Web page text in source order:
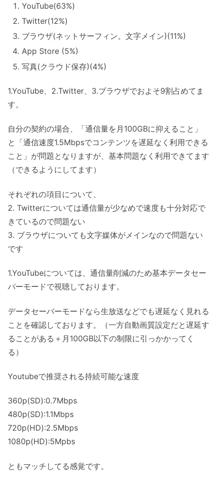
YouTube(63%)
Twitter(12%)
ブラウザ(ネットサーフィン。文字メイン)(11%)
App Store (5%)
写真(クラウド保存)(4%)
1.YouTube、2.Twitter、3.ブラウザでおよそ9割占めてま
す。
自分の契約の場合、「通信量を月100GBに抑えること」
と「通信速度1.5Mbpsでコンテンツを遅延なく利用できる
こと」が問題となりますが、基本問題なく利用できてます
（できるようにしてます）
それぞれの項目について、
2. Twitterについては通信量が少なめで速度も十分対応で
きているので問題ない
3. ブラウザについても文字媒体がメインなので問題ない
です
1.YouTubeについては、通信量削減のため基本データセー
バーモードで視聴しております。
データセーバーモードなら生放送などでも遅延なく見れる
ことを確認しております。（一方自動画質設定だと遅延す
ることがある＋月100GB以下の制限に引っかかってく
る）
Youtubeで推奨される持続可能な速度
360p(SD):0.7Mbps
480p(SD):1.1Mbps
720p(HD):2.5Mbps
1080p(HD):5Mpbs
ともマッチしてる感覚です。